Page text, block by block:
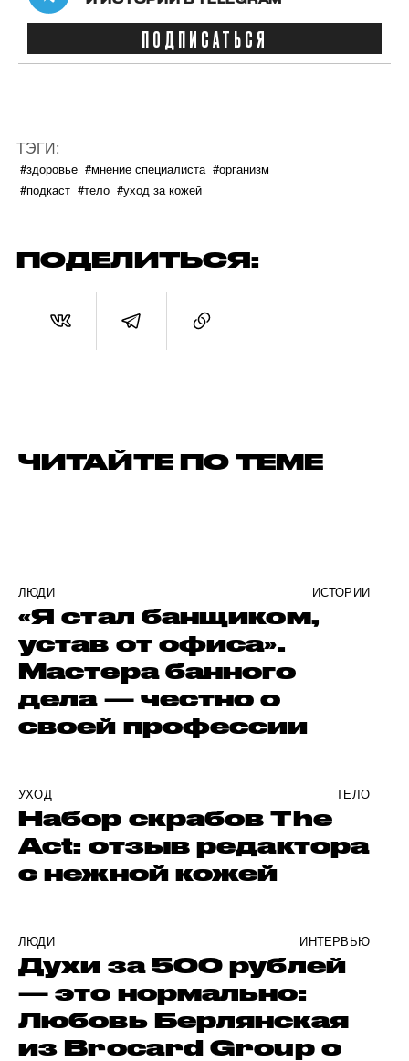
ПОДПИСАТЬСЯ
ТЭГИ:
#здоровье #мнение специалиста #организм
#подкаст #тело #уход за кожей
ПОДЕЛИТЬСЯ:
ЧИТАЙТЕ ПО ТЕМЕ
ЛЮДИ ИСТОРИИ
«Я стал банщиком,
устав от офиса».
Мастера банного
дела — честно о
своей профессии
УХОД ТЕЛО
Набор скрабов The
Act: отзыв редактора
с нежной кожей
ЛЮДИ ИНТЕРВЬЮ
Духи за 500 рублей
— это нормально:
Любовь Берлянская
из Brocard Group о